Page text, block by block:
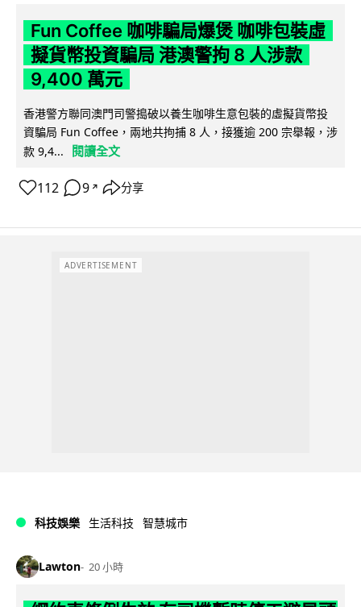
Fun Coffee 咖啡騙局爆煲 咖啡包裝虛
擬貨幣投資騙局 港澳警拘 8 人涉款
9,400 萬元
香港警方聯同澳門司警搗破以養生咖啡生意包裝的虛擬貨幣投
資騙局 Fun Coffee，兩地共拘捕 8 人，接獲逾 200 宗舉報，涉
款 9,4...
閱讀全文
112 9 ↗ 分享
ADVERTISEMENT
科技娛樂 生活科技 智慧城市
Lawton 20 小時